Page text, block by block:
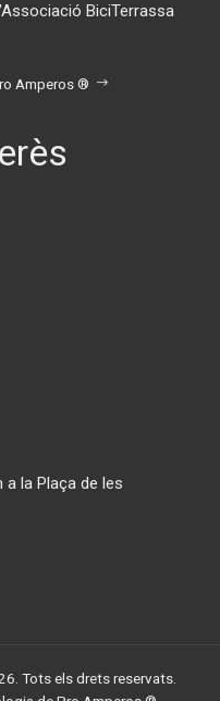
BiciTerrassa
Amperos ®
la Plaça de les
Tots els drets reservats.